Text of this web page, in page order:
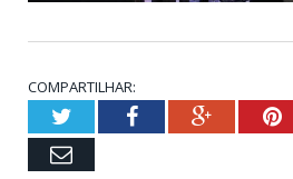
COMPARTILHAR:
TwitterFacebookGoogle+
Email